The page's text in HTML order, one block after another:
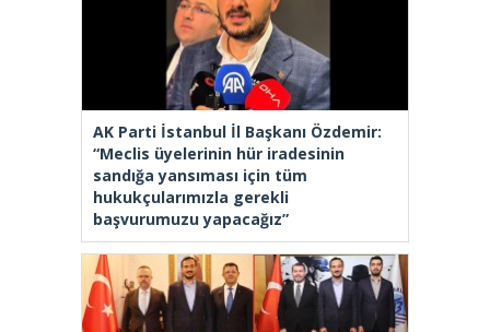
AK Parti İstanbul İl Başkanı Özdemir:
“Meclis üyelerinin hür iradesinin
sandığa yansıması için tüm
hukukçularımızla gerekli
başvurumuzu yapacağız”